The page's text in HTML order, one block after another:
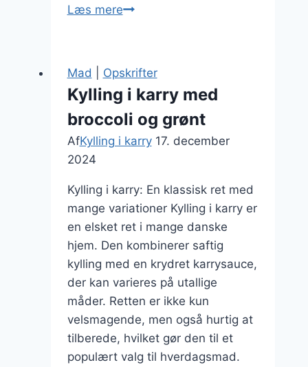
Læs mereKylling
til
4
personer
Mad Opskrifter
Kylling i karry med
broccoli og grønt
AfKylling i karry 17. december
2024
Kylling i karry: En klassisk ret med
mange variationer Kylling i karry er
en elsket ret i mange danske
hjem. Den kombinerer saftig
kylling med en krydret karrysauce,
der kan varieres på utallige
måder. Retten er ikke kun
velsmagende, men også hurtig at
tilberede, hvilket gør den til et
populært valg til hverdagsmad.